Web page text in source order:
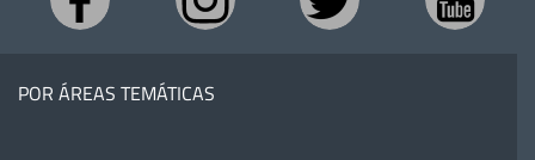
POR ÁREAS TEMÁTICAS